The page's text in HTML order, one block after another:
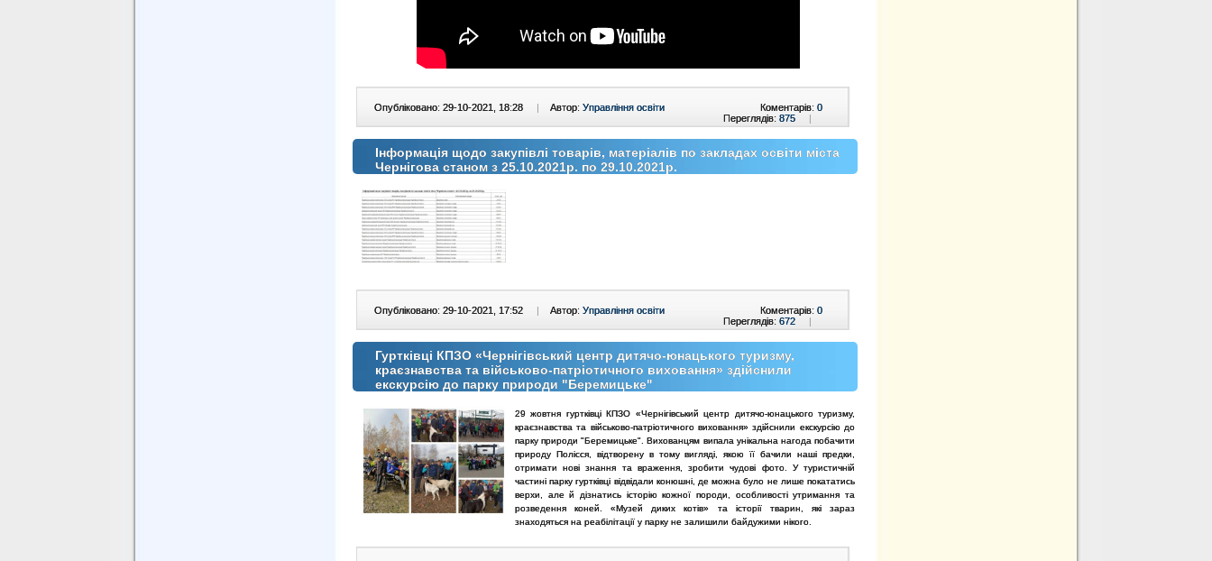
Опубліковано: 29-10-2021, 18:28 | Автор: Управління освіти Коментарів: 0
Переглядів: 875 |
Інформація щодо закупівлі товарів, матеріалів по закладах освіти міста
Чернігова станом з 25.10.2021р. по 29.10.2021р.
Опубліковано: 29-10-2021, 17:52 | Автор: Управління освіти Коментарів: 0
Переглядів: 672 |
Гуртківці КПЗО «Чернігівський центр дитячо-юнацького туризму,
краєзнавства та військово-патріотичного виховання» здійснили
екскурсію до парку природи "Беремицьке"
29 жовтня гуртківці КПЗО «Чернігівський центр дитячо-юнацького туризму,
краєзнавства та військово-патріотичного виховання» здійснили екскурсію до
парку природи "Беремицьке". Вихованцям випала унікальна нагода побачити
природу Полісся, відтворену в тому вигляді, якою її бачили наші предки,
отримати нові знання та враження, зробити чудові фото. У туристичній
частині парку гуртківці відвідали конюшні, де можна було не лише покататись
верхи, але й дізнатись історію кожної породи, особливості утримання та
розведення коней. «Музей диких котів» та історії тварин, які зараз
знаходяться на реабілітації у парку не залишили байдужими нікого.